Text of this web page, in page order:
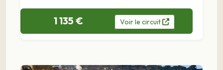
1 135 € Voirle circuit